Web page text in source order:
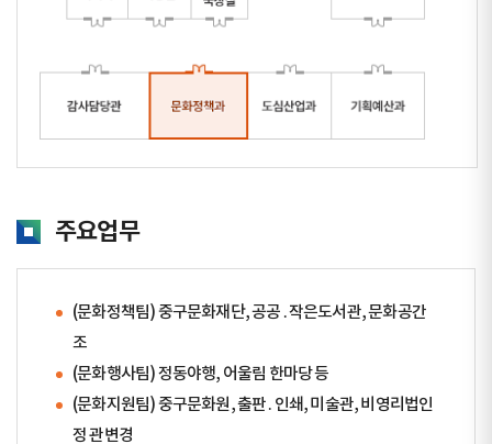
주요업무
(문화정책팀) 중구문화재단, 공공․작은도서관, 문화공간
조
(문화행사팀) 정동야행, 어울림 한마당 등
(문화지원팀) 중구문화원, 출판․인쇄, 미술관, 비영리법인
정 관변경